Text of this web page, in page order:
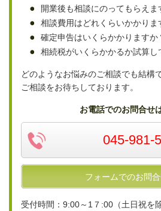
開業後も相談にのってもらえま
相談費用はどれくらいかかりま
確定申告はいくらかかりますか
相続税がいくらかかるか試算し
どのようなお悩みのご相談でも結構で
ご相談をお待ちしております。
お電話でのお問合せ
045-981-
フォームでのお問
受付時間：9:00～1７:00（土日祝を除